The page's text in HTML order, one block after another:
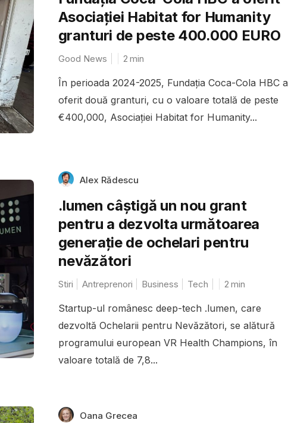
Asociației Habitat for Humanity
granturi de peste 400.000 EURO
Good News 2 min
În perioada 2024-2025, Fundația Coca-Cola HBC a
oferit două granturi, cu o valoare totală de peste
€400,000, Asociației Habitat for Humanity...
Alex Rădescu
.lumen câștigă un nou grant
pentru a dezvolta următoarea
generație de ochelari pentru
nevăzători
Stiri Antreprenori Business Tech 2 min
Startup-ul românesc deep-tech .lumen, care
dezvoltă Ochelarii pentru Nevăzători, se alătură
programului european VR Health Champions, în
valoare totală de 7,8...
Oana Grecea